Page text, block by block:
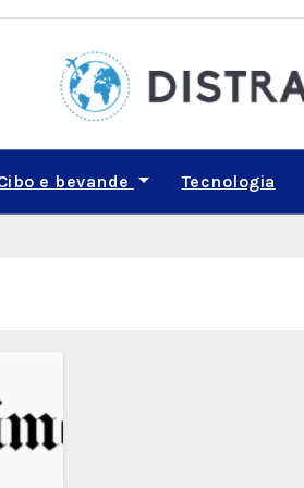
e bevande Tecnologia